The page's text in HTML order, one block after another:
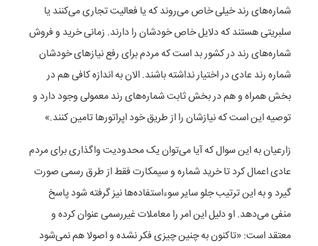
شماره‌های رند خیلی خاص می‌روند که یا فعالیت تجاری می‌کنند یا
سلبریتی هستند که دلایل خاص خودشان را دارند. زمانی خرید و فروش
شماره‌های رند در کشور بد است که مردم برای رفع نیاز‌های خودشان
شماره رند عادی در اختیار نداشته باشند. الان به اندازه کافی هم در
بخش همراه و هم در بخش ثابت شماره‌های رند معمولی وجود دارد و
توصیه این است که نیازشان را از طریق خود اپراتور‌ها تامین کنند.»
زارعیان به این سوال که آیا می‌توان یک محدودیت واگذاری برای مردم
عادی اعمال کرد تا خرید شماره و سیمکارت فقط از طرق رسمی صورت
گیرد و به این ترتیب جلو سایر سوءاستفاده‌ها نیز گرفته شود پاسخ
منفی می‌دهد. او دلیل این امر را معاملات غیر‌رسمی عنوان کرده و
معتقد است: «تاکنون به چنین چیزی فکر نشده و اصولا هم نمی‌شود